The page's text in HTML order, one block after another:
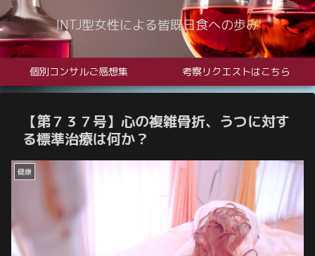
INTJ型女性による皆既日食への歩み
個別コンサルご感想集 考察リクエストはこちら
【第７３７号】心の複雑骨折、うつに対す
る標準治療は何か？
健康